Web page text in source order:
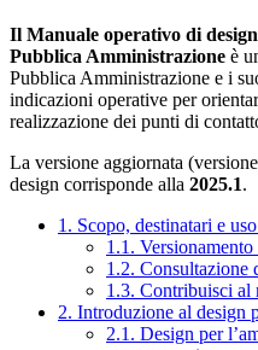
Il Manuale operativo di
Pubblica Amministrazione è
Pubblica Amministrazione e i
indicazioni operative per
realizzazione dei punti di
La versione aggiornata
design corrisponde alla 2025.1.
1. Scopo, destinatari e
1.1.
1.2. Consultazione
1.3. Contribuisci al
2. Introduzione al design
2.1. Design per